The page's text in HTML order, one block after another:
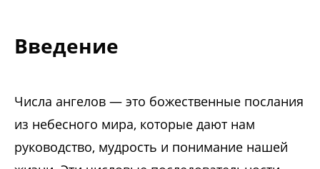
Введение
Числа ангелов — это божественные послания
из небесного мира, которые дают нам
руководство, мудрость и понимание нашей